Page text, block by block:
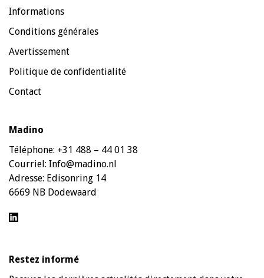
Informations
Conditions générales
Avertissement
Politique de confidentialité
Contact
Madino
Téléphone: +31 488 – 44 01 38
Courriel: Info@madino.nl
Adresse: Edisonring 14
6669 NB Dodewaard
Restez informé